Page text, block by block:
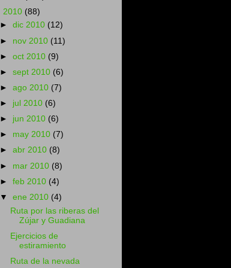
2010 (88)
►dic 2010 (12)
► nov 2010 (11)
►oct 2010 (9)
►sept 2010 (6)
►ago 2010 (7)
► jul 2010 (6)
► jun 2010 (6)
► may 2010 (7)
►abr 2010 (8)
► mar 2010 (8)
►feb 2010 (4)
▼ene 2010 (4)
Ruta por las riberas del
Zújar y Guadiana
Ejercicios de
estiramiento
Ruta de la nevada